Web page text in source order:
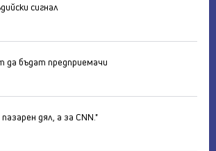
сигнал
да бъдат предприемачи
дял, а за CNN."